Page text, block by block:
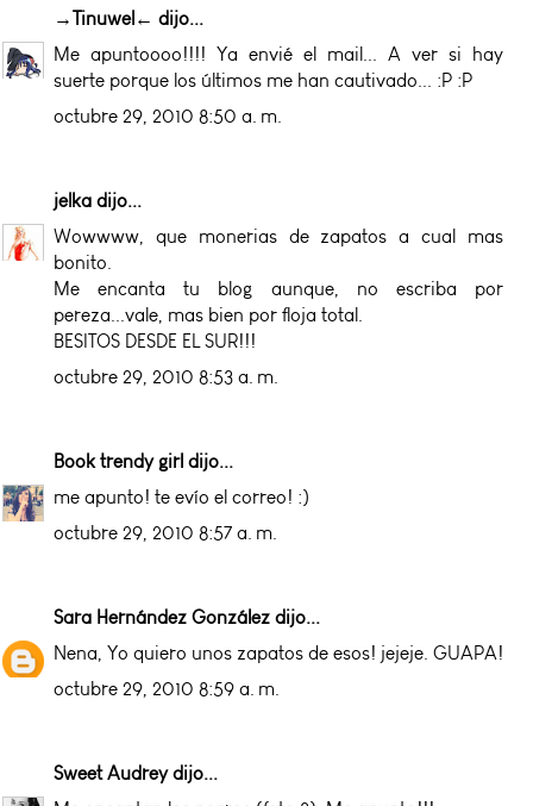
→Tinuwel← dijo...
Me apuntoooo!!!! Ya envié el mail... A ver si hay
suerte porque los últimos me han cautivado... :P :P
octubre 29, 2010 8:50 a. m.
jelka dijo...
Wowwww, que monerias de zapatos a cual mas
bonito.
Me encanta tu blog aunque, no escriba por
pereza...vale, mas bien por floja total.
BESITOS DESDE EL SUR!!!
octubre 29, 2010 8:53 a. m.
Book trendy girl dijo...
me apunto! te evío el correo! :)
octubre 29, 2010 8:57 a. m.
Sara Hernández González dijo...
Nena, Yo quiero unos zapatos de esos! jejeje. GUAPA!
octubre 29, 2010 8:59 a. m.
Sweet Audreydijo...